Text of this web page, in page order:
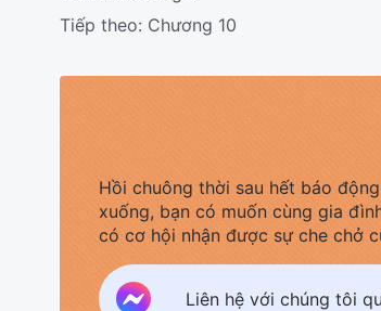
Tiếp theo: Chương 10
Hồi chuông thời sau hết báo
xuống, bạn có muốn cùng gia
có cơ hội nhận được sự che chở
Liên hệ với chúng tôi